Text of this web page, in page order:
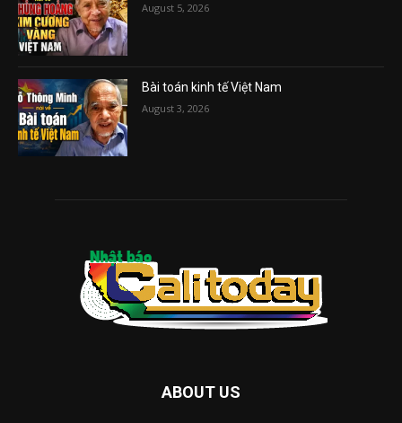
August 5, 2026
Bài toán kinh tế Việt Nam
August 3, 2026
ABOUT US